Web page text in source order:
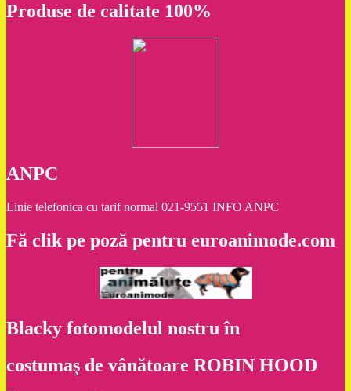
Produse de calitate 100%
ANPC
Linie telefonica cu tarif normal 021-9551 INFO ANPC
Fă clik pe poză pentru euroanimode.com
Blacky fotomodelul nostru în
costumaş de vânătoare ROBIN HOOD